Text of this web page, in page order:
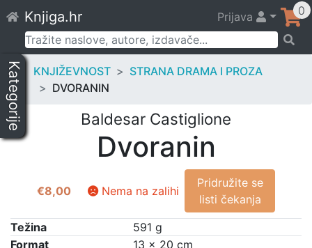
to
content
Knjiga.hr Prijava 0
Pretraži:
Kategorije KNJIŽEVNOST
STRANA DRAMA I PROZA
DVORANIN
Baldesar Castiglione
Dvoranin
€8,00 Nema na zalihi
Pridružite se
listi čekanja
Težina
591 g
Format
13 × 20 cm